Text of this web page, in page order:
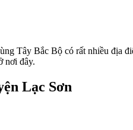
Tây Bắc Bộ có rất nhiều địa
nơi đây.
Lạc Sơn